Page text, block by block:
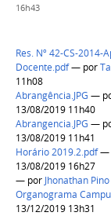
16h43
Res. Nº 42-CS-
Docente.pdf— por
11h08
Abrangência.JPG —
13/08/2019 11h40
Abrangencia.JPG —
13/08/2019 11h41
Horário 2019.2.pdf—
13/08/2019 16h27
— por Jhonathan Pino
Organograma
13/12/2019 13h31